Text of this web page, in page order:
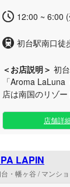
12:00 ~ 6:00
初台駅南口徒
＜お店説明＞ 初
「Aroma
店は南国のリゾ
供します。 都会の喧騒から切り離された洗練されたプ
ライベート空間で
寄りやすいエリア
とときをお過ごし
ご用意して、皆さ
店舗詳
LAPIN
・幡ヶ谷 / マンシ